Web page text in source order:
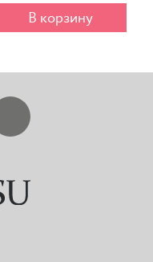
В корзину